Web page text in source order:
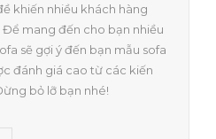
khiến nhiều khách hàng
Để mang đến cho bạn nhiều
sẽ gợi ý đến bạn mẫu sofa
đánh giá cao từ các kiến
bỏ lỡ bạn nhé!